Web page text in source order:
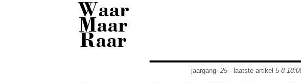
Waar
Maar
Raar
jaargang -25- laatste artikel 5-8